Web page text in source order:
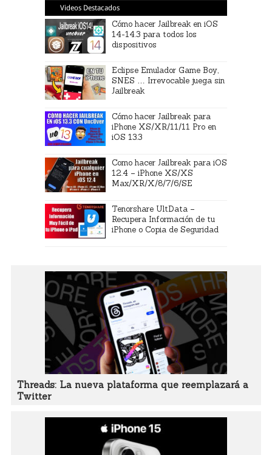
Videos Destacados
Cómo hacer Jailbreak en iOS
14-14.3 para todos los
dispositivos
Eclipse Emulador Game Boy,
SNES … Irrevocable juega sin
Jailbreak
Cómo hacer Jailbreak para
iPhone XS/XR/11/11 Pro en
iOS 13.3
Como hacer Jailbreak para iOS
12.4 – iPhone XS/XS
Max/XR/X/8/7/6/SE
Tenorshare UltData –
Recupera Información de tu
iPhone o Copia de Seguridad
Threads: La nueva plataforma que reemplazará a
Twitter